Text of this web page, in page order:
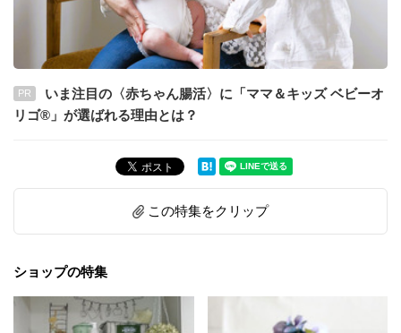
PR
いま注目の〈赤ちゃん腸活〉に「ママ＆キッズ ベビーオ
リゴ®」が選ばれる理由とは？
この特集をクリップ
ショップの特集